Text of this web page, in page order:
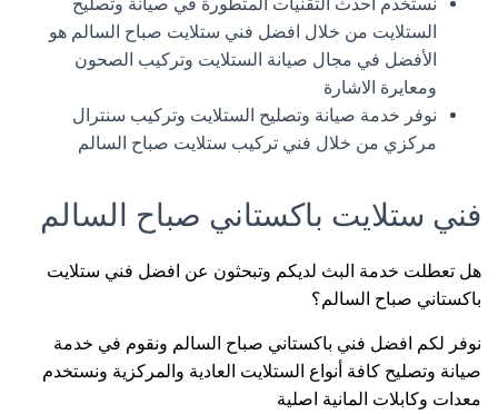
الستلايت من خلال افضل فني ستلايت صباح السالم هو
الأفضل في مجال صيانة الستلايت وتركيب الصحون
ومعايرة الاشارة
نوفر خدمة صيانة وتصليح الستلايت وتركيب سنترال
مركزي من خلال فني تركيب ستلايت صباح السالم
فني ستلايت باكستاني صباح السالم
هل تعطلت خدمة البث لديكم وتبحثون عن افضل فني ستلايت
باكستاني صباح السالم؟
نوفر لكم افضل فني باكستاني صباح السالم ونقوم في خدمة
صيانة وتصليح كافة أنواع الستلايت العادية والمركزية ونستخدم
معدات وكابلات المانية اصلية